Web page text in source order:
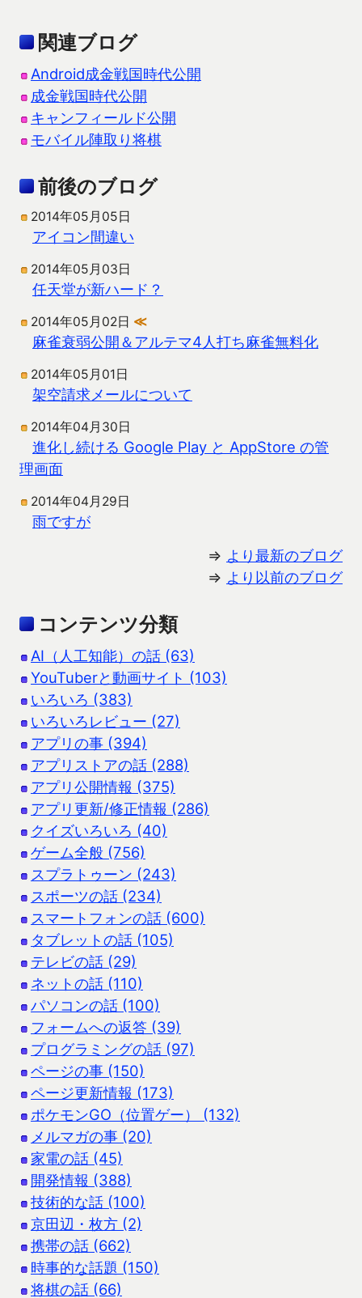
関連ブログ
Android成金戦国時代公開
成金戦国時代公開
キャンフィールド公開
モバイル陣取り将棋
前後のブログ
2014年05月05日
アイコン間違い
2014年05月03日
任天堂が新ハード？
2014年05月02日 ≪
麻雀衰弱公開＆アルテマ4人打ち麻雀無料化
2014年05月01日
架空請求メールについて
2014年04月30日
進化し続ける Google Play と AppStore の管
理画面
2014年04月29日
雨ですが
⇒ より最新のブログ
⇒ より以前のブログ
コンテンツ分類
AI（人工知能）の話 (63)
YouTuberと動画サイト (103)
いろいろ (383)
いろいろレビュー (27)
アプリの事 (394)
アプリストアの話 (288)
アプリ公開情報 (375)
アプリ更新/修正情報 (286)
クイズいろいろ (40)
ゲーム全般 (756)
スプラトゥーン (243)
スポーツの話 (234)
スマートフォンの話 (600)
タブレットの話 (105)
テレビの話 (29)
ネットの話 (110)
パソコンの話 (100)
フォームへの返答 (39)
プログラミングの話 (97)
ページの事 (150)
ページ更新情報 (173)
ポケモンGO（位置ゲー） (132)
メルマガの事 (20)
家電の話 (45)
開発情報 (388)
技術的な話 (100)
京田辺・枚方 (2)
携帯の話 (662)
時事的な話題 (150)
将棋の話 (66)